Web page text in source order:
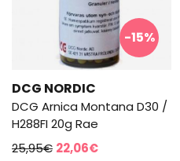
-15%
DCG NORDIC
DCG Arnica Montana D30 /
H288FI 20g Rae
25,95€ Alkuperäinen
22,06€Nykyinen